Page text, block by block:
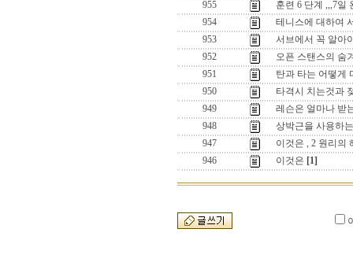
955
훈련 6 단계 ,,,7일
954
테니스에 대하여
953
서브에서 꼭 알아
952
오픈 스탠스의 숨
951
탄과 타는 어떻게
950
타격시 치는것과
949
레슨은 얼마나 받
948
상박근을 사용하
947
이것은 , 2 원리의
946
이것은 [1]